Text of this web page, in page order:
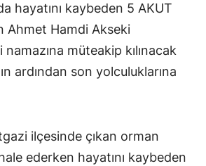
hayatını kaybeden 5 AKUT
Ahmet Hamdi Akseki
müteakip kılınacak
ardından son yolculuklarına
ilçesinde çıkan orman
ederken hayatını kaybeden